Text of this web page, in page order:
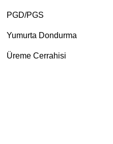
PGD/PGS
Yumurta Dondurma
Üreme Cerrahisi